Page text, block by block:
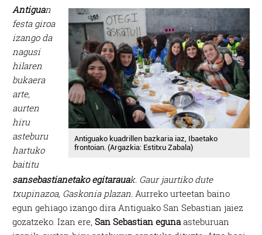
Antiguako kuadrillen bazkaria iaz, Ibaetako
frontoian. (Argazkia: Estitxu Zabala)
Antiguan
festa giroa
izango da
nagusi
hilaren
bukaera
arte,
aurten
hiru
asteburu
hartuko
baititu
sansebastianetako egitarauak. Gaur jaurtiko dute
txupinazoa, Gaskonia plazan. Aurreko urteetan baino
egun gehiago izango dira Antiguako San Sebastian jaiez
gozatzeko. Izan ere,San Sebastian egunaasteburuan